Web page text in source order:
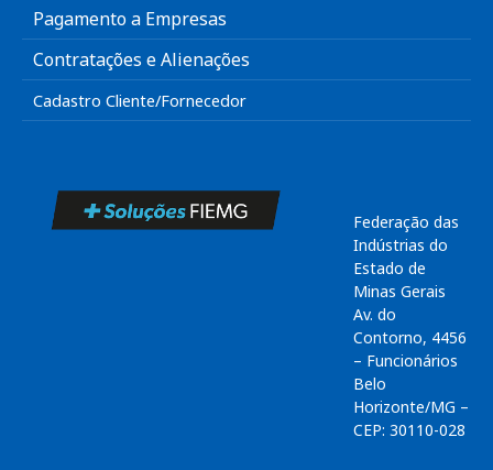
Pagamento a Empresas
Contratações e Alienações
Cadastro Cliente/Fornecedor
Federação das
Indústrias do
Estado de
Minas Gerais
Av. do
Contorno, 4456
– Funcionários
Belo
Horizonte/MG –
CEP: 30110-028